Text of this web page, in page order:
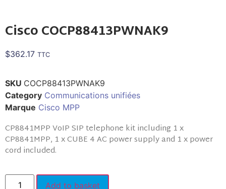
Cisco COCP88413PWNAK9
$362.17 TTC
SKU COCP88413PWNAK9
Category Communications unifiées
Marque Cisco MPP
CP8841MPP VoIP SIP telephone kit including 1 x
CP8841MPP, 1 x CUBE 4 AC power supply and 1 x power
cord included.
Add to basket